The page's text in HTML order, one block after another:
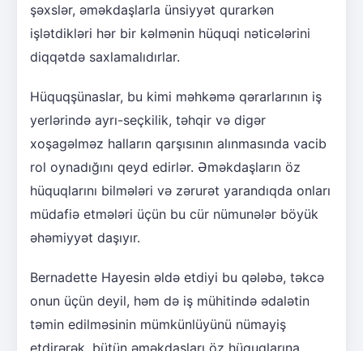
şəxslər, əməkdaşlarla ünsiyyət qurarkən
işlətdikləri hər bir kəlmənin hüquqi nəticələrini
diqqətdə saxlamalıdırlar.
Hüquqşünaslar, bu kimi məhkəmə qərarlarının iş
yerlərində ayrı-seçkilik, təhqir və digər
xoşagəlməz halların qarşısının alınmasında vacib
rol oynadığını qeyd edirlər. Əməkdaşların öz
hüquqlarını bilmələri və zərurət yarandıqda onları
müdafiə etmələri üçün bu cür nümunələr böyük
əhəmiyyət daşıyır.
Bernadette Hayesin əldə etdiyi bu qələbə, təkcə
onun üçün deyil, həm də iş mühitində ədalətin
təmin edilməsinin mümkünlüyünü nümayiş
etdirərək, bütün əməkdaşları öz hüquqlarına